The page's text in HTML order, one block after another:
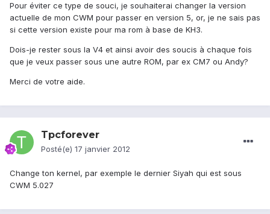
Pour éviter ce type de souci, je souhaiterai changer la version
actuelle de mon CWM pour passer en version 5, or, je ne sais pas
si cette version existe pour ma rom à base de KH3.
Dois-je rester sous la V4 et ainsi avoir des soucis à chaque fois
que je veux passer sous une autre ROM, par ex CM7 ou Andy?
Merci de votre aide.
Tpcforever
Posté(e) 17 janvier 2012
Change ton kernel, par exemple le dernier Siyah qui est sous
CWM 5.027